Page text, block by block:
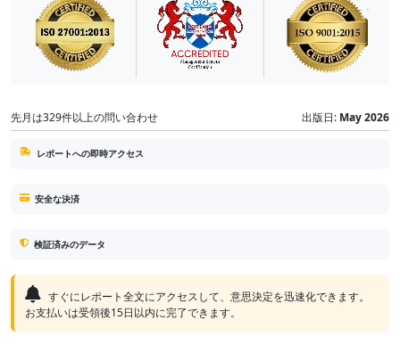
先月は329件以上の問い合わせ 出版日: May 2026
レポートへの即時アクセス
安全な決済
検証済みのデータ
すぐにレポート全文にアクセスして、意思決定を迅速化できます。
お支払いは受領後15日以内に完了できます。